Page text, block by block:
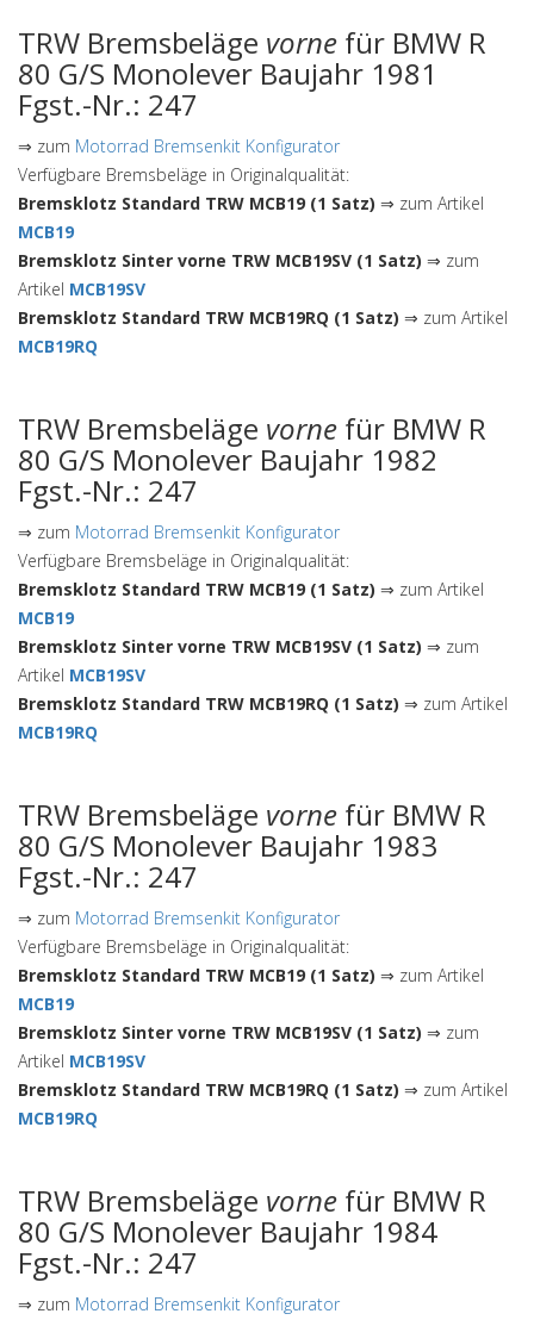
TRW Bremsbeläge vorne für BMW R
80 G/S Monolever Baujahr 1981
Fgst.-Nr.: 247
⇒ zum Motorrad Bremsenkit Konfigurator
Verfügbare Bremsbeläge in Originalqualität:
Bremsklotz Standard TRW MCB19 (1 Satz) ⇒ zum Artikel
MCB19
Bremsklotz Sinter vorne TRW MCB19SV (1 Satz) ⇒ zum
Artikel MCB19SV
Bremsklotz Standard TRW MCB19RQ (1 Satz) ⇒ zum Artikel
MCB19RQ
TRW Bremsbeläge vorne für BMW R
80 G/S Monolever Baujahr 1982
Fgst.-Nr.: 247
⇒ zum Motorrad Bremsenkit Konfigurator
Verfügbare Bremsbeläge in Originalqualität:
Bremsklotz Standard TRW MCB19 (1 Satz) ⇒ zum Artikel
MCB19
Bremsklotz Sinter vorne TRW MCB19SV (1 Satz) ⇒ zum
Artikel MCB19SV
Bremsklotz Standard TRW MCB19RQ (1 Satz) ⇒ zum Artikel
MCB19RQ
TRW Bremsbeläge vorne für BMW R
80 G/S Monolever Baujahr 1983
Fgst.-Nr.: 247
⇒ zum Motorrad Bremsenkit Konfigurator
Verfügbare Bremsbeläge in Originalqualität:
Bremsklotz Standard TRW MCB19 (1 Satz) ⇒ zum Artikel
MCB19
Bremsklotz Sinter vorne TRW MCB19SV (1 Satz) ⇒ zum
Artikel MCB19SV
Bremsklotz Standard TRW MCB19RQ (1 Satz) ⇒ zum Artikel
MCB19RQ
TRW Bremsbeläge vorne für BMW R
80 G/S Monolever Baujahr 1984
Fgst.-Nr.: 247
⇒ zum Motorrad Bremsenkit Konfigurator